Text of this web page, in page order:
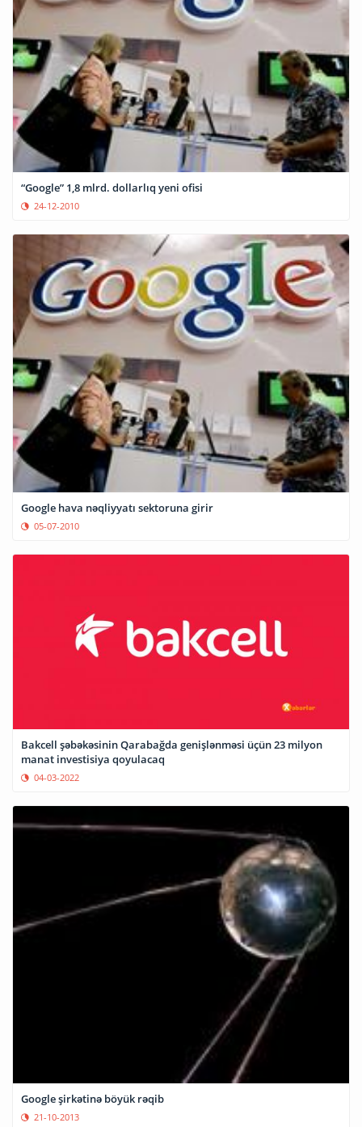
“Google” 1,8 mlrd. dollarlıq yeni ofisi
24-12-2010
Google hava nəqliyyatı sektoruna girir
05-07-2010
Bakcell şəbəkəsinin Qarabağda genişlənməsi üçün 23 milyon
manat investisiya qoyulacaq
04-03-2022
Google şirkətinə böyük rəqib
21-10-2013